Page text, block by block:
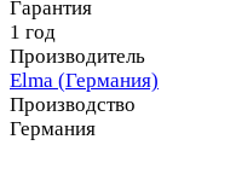
Гарантия
1 год
Производитель
Elma (Германия)
Производство
Германия